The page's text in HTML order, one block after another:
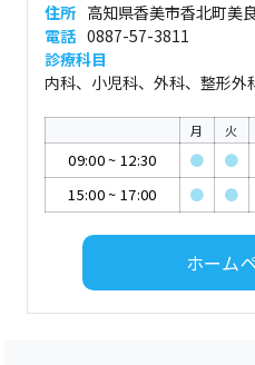
住所 高知県香美市香北町美
電話 0887-57-3811
診療科目
内科、小児科、外科、整形
月 火
09:00~ 12:30 ● ●
15:00~ 17:00 ● ●
ホーム